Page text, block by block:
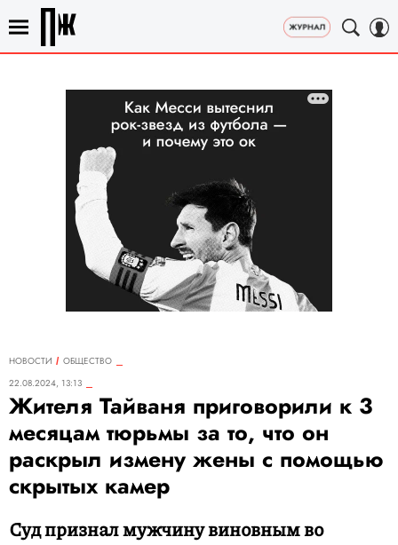
НОВОСТИ
ОБЩЕСТВО
22.08.2024, 13:13
Жителя Тайваня приговорили к 3
месяцам тюрьмы за то, что он
раскрыл измену жены с помощью
скрытых камер
Суд признал мужчину виновным во